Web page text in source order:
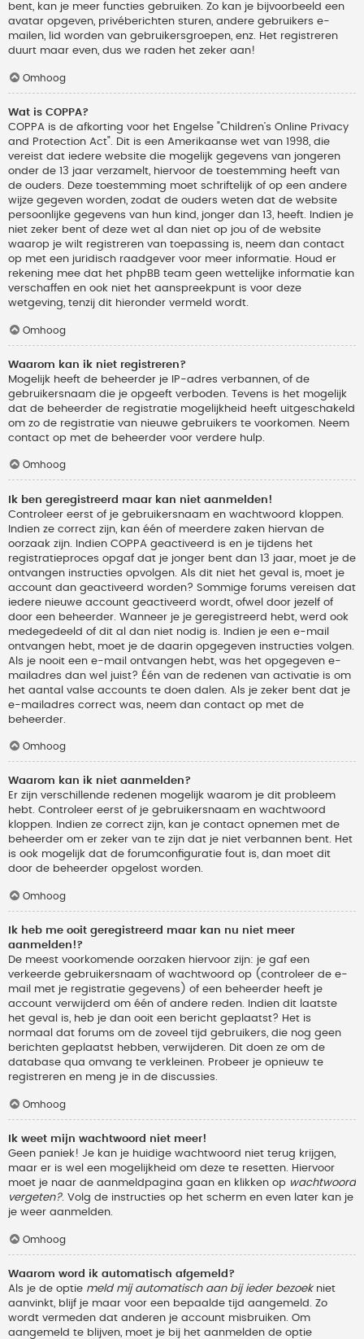
bent, kan je meer functies gebruiken. Zo kan je bijvoorbeeld een
avatar opgeven, privéberichten sturen, andere gebruikers e-
mailen, lid worden van gebruikersgroepen, enz. Het registreren
duurt maar even, dus we raden het zeker aan!
Omhoog
Wat is COPPA?
COPPA is de afkorting voor het Engelse "Children’s Online Privacy
and Protection Act". Dit is een Amerikaanse wet van 1998, die
vereist dat iedere website die mogelijk gegevens van jongeren
onder de 13 jaar verzamelt, hiervoor de toestemming heeft van
de ouders. Deze toestemming moet schriftelijk of op een andere
wijze gegeven worden, zodat de ouders weten dat de website
persoonlijke gegevens van hun kind, jonger dan 13, heeft. Indien je
niet zeker bent of deze wet al dan niet op jou of de website
waarop je wilt registreren van toepassing is, neem dan contact
op met een juridisch raadgever voor meer informatie. Houd er
rekening mee dat het phpBB team geen wettelijke informatie kan
verschaffen en ook niet het aanspreekpunt is voor deze
wetgeving, tenzij dit hieronder vermeld wordt.
Omhoog
Waarom kan ik niet registreren?
Mogelijk heeft de beheerder je IP-adres verbannen, of de
gebruikersnaam die je opgeeft verboden. Tevens is het mogelijk
dat de beheerder de registratie mogelijkheid heeft uitgeschakeld
om zo de registratie van nieuwe gebruikers te voorkomen. Neem
contact op met de beheerder voor verdere hulp.
Omhoog
Ik ben geregistreerd maar kan niet aanmelden!
Controleer eerst of je gebruikersnaam en wachtwoord kloppen.
Indien ze correct zijn, kan één of meerdere zaken hiervan de
oorzaak zijn. Indien COPPA geactiveerd is en je tijdens het
registratieproces opgaf dat je jonger bent dan 13 jaar, moet je de
ontvangen instructies opvolgen. Als dit niet het geval is, moet je
account dan geactiveerd worden? Sommige forums vereisen dat
iedere nieuwe account geactiveerd wordt, ofwel door jezelf of
door een beheerder. Wanneer je je geregistreerd hebt, werd ook
medegedeeld of dit al dan niet nodig is. Indien je een e-mail
ontvangen hebt, moet je de daarin opgegeven instructies volgen.
Als je nooit een e-mail ontvangen hebt, was het opgegeven e-
mailadres dan wel juist? Één van de redenen van activatie is om
het aantal valse accounts te doen dalen. Als je zeker bent dat je
e-mailadres correct was, neem dan contact op met de
beheerder.
Omhoog
Waarom kan ik niet aanmelden?
Er zijn verschillende redenen mogelijk waarom je dit probleem
hebt. Controleer eerst of je gebruikersnaam en wachtwoord
kloppen. Indien ze correct zijn, kan je contact opnemen met de
beheerder om er zeker van te zijn dat je niet verbannen bent. Het
is ook mogelijk dat de forumconfiguratie fout is, dan moet dit
door de beheerder opgelost worden.
Omhoog
Ik heb me ooit geregistreerd maar kan nu niet meer
aanmelden!?
De meest voorkomende oorzaken hiervoor zijn: je gaf een
verkeerde gebruikersnaam of wachtwoord op (controleer de e-
mail met je registratie gegevens) of een beheerder heeft je
account verwijderd om één of andere reden. Indien dit laatste
het geval is, heb je dan ooit een bericht geplaatst? Het is
normaal dat forums om de zoveel tijd gebruikers, die nog geen
berichten geplaatst hebben, verwijderen. Dit doen ze om de
database qua omvang te verkleinen. Probeer je opnieuw te
registreren en meng je in de discussies.
Omhoog
Ik weet mijn wachtwoord niet meer!
Geen paniek! Je kan je huidige wachtwoord niet terug krijgen,
maar er is wel een mogelijkheid om deze te resetten. Hiervoor
moet je naar de aanmeldpagina gaan en klikken op wachtwoord
vergeten?. Volg de instructies op het scherm en even later kan je
je weer aanmelden.
Omhoog
Waarom word ik automatisch afgemeld?
Als je de optie meld mij automatisch aan bij ieder bezoekniet
aanvinkt, blijf je maar voor een bepaalde tijd aangemeld. Zo
wordt vermeden dat anderen je account misbruiken. Om
aangemeld te blijven, moet je bij het aanmelden de optie